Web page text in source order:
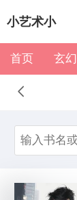
小艺术小
说
首页 玄幻